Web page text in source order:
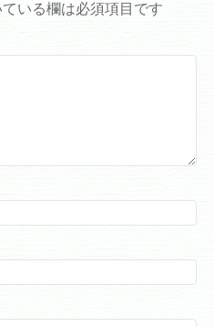
いる欄は必須項目です